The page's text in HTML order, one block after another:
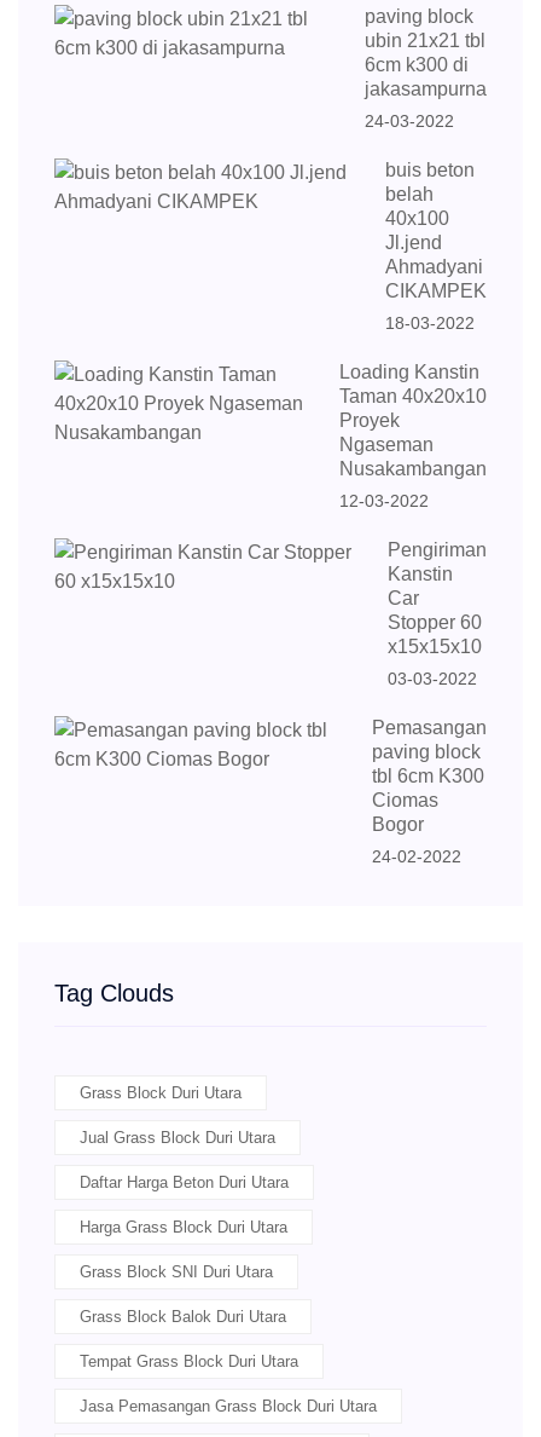
paving block
ubin 21x21 tbl
6cm k300 di
jakasampurna
24-03-2022
buis beton
belah
40x100
Jl.jend
Ahmadyani
CIKAMPEK
18-03-2022
Loading Kanstin
Taman 40x20x10
Proyek
Ngaseman
Nusakambangan
12-03-2022
Pengiriman
Kanstin
Car
Stopper 60
x15x15x10
03-03-2022
Pemasangan
paving block
tbl 6cm K300
Ciomas
Bogor
24-02-2022
Tag Clouds
Grass Block Duri Utara
Jual Grass Block Duri Utara
Daftar Harga Beton Duri Utara
Harga Grass Block Duri Utara
Grass Block SNI Duri Utara
Grass Block Balok Duri Utara
Tempat Grass Block Duri Utara
Jasa Pemasangan Grass Block Duri Utara